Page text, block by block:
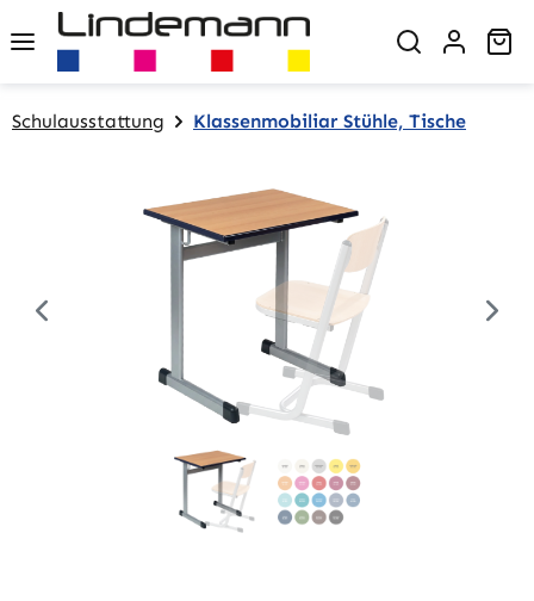
Zum Hauptinhalt springen
Schulausstattung Klassenmobiliar Stühle, Tische
Bildergalerie überspringen